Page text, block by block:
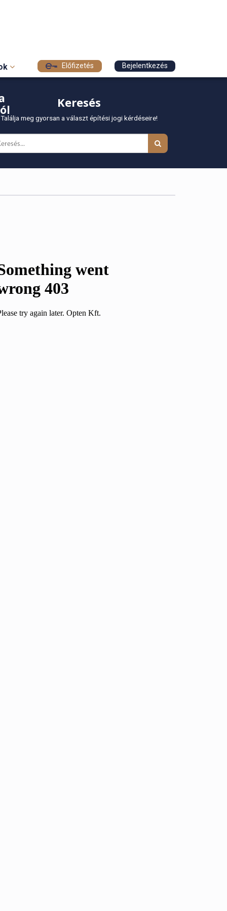
Előfizetés Bejelentkezés
Keresés
Találja meg gyorsan a választ építési jogi kérdéseire!